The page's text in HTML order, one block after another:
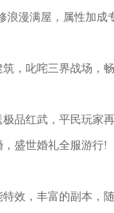
漫满屋，属性加成
，叱咤三界战场，
品红武，平民玩家
盛世婚礼全服游行!
效，丰富的副本，